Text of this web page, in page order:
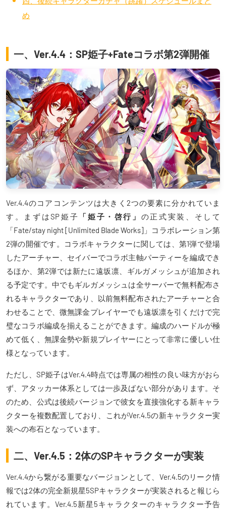
め
一、Ver.4.4：SP姫子+Fateコラボ第2弾開催
Ver.4.4のコアコンテンツは大きく2つの要素に分かれていま
す。まずはSP姫子
「姫子・啓行」 の正式実装、そして
「Fate/stay night [Unlimited Blade Works]」コラボレーション第
2弾の開催です。コラボキャラクターに関しては、第1弾で登場
したアーチャー、セイバーでコラボ主軸パーティーを編成でき
るほか、第2弾では新たに遠坂凛、ギルガメッシュが追加され
る予定です。中でもギルガメッシュは全サーバーで無料配布さ
れるキャラクターであり、以前無料配布されたアーチャーと合
わせることで、微無課金プレイヤーでも遠坂凛を引くだけで完
璧なコラボ編成を揃えることができます。編成のハードルが極
めて低く、無課金勢や新規プレイヤーにとって非常に優しい仕
様となっています。
ただし、SP姫子はVer.4.4時点では専属の相性の良い味方がおら
ず、アタッカー体系としては一歩及ばない部分があります。そ
のため、公式は後続バージョンで彼女を直接強化する新キャラ
クターを複数配置しており、これがVer.4.5の新キャラクター実
装への布石となっています。
二、Ver.4.5：2体のSPキャラクターが実装
Ver.4.4から繋がる重要なバージョンとして、Ver.4.5のリーク情
報では2体の完全新規星5SPキャラクターが実装されると報じら
れています。Ver.4.5新星5キャラクターのキャラクター予告